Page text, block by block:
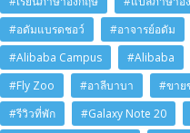
#อดัมแบรดชอว์
#อาจารย์อดัม
#Alibaba Campus
#Alibaba
#Fly Zoo
#อาลีบาบา #ขาย
#รีวิวที่พัก
#Galaxy Note 20